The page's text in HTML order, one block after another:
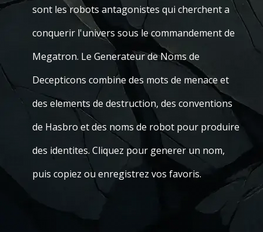
sont les robots antagonistes qui cherchent a
conquerir l'univers sous le commandement de
Megatron. Le Generateur de Noms de
Decepticons combine des mots de menace et
des elements de destruction, des conventions
de Hasbro et des noms de robot pour produire
des identites. Cliquez pour generer un nom,
puis copiez ou enregistrez vos favoris.